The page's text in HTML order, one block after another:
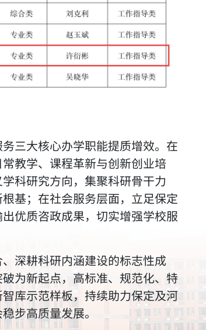
三大核心办学职能提质增效。在
教学、课程革新与创新创业培
科研究方向，集聚科研骨干力
基；在社会服务层面，立足保定
优质咨政成果，切实增强学校服
深耕科研内涵建设的标志性成
为新起点，高标准、规范化、特
库示范样板，持续助力保定及河
步高质量发展。